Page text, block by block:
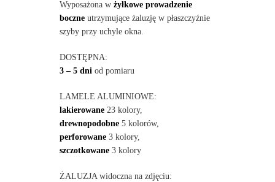
Wyposażona w żyłkowe prowadzenie
boczneutrzymujące żaluzję w płaszczyźnie
szyby przy uchyle okna.
DOSTĘPNA:
3 – 5 dniod pomiaru
LAMELE ALUMINIOWE:
lakierowane23 kolory,
drewnopodobne5 kolorów,
perforowane3 kolory,
szczotkowane3 kolory
ŻALUZJA widoczna na zdjęciu: